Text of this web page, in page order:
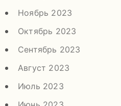
Ноябрь 2023
Октябрь 2023
Сентябрь 2023
Август 2023
Июль 2023